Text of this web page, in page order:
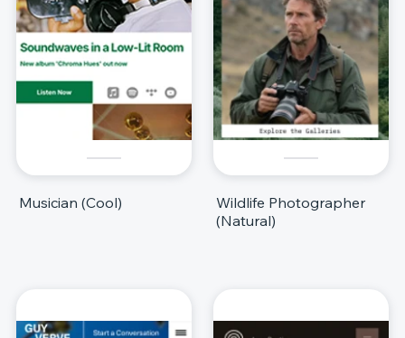
Musician (Cool)
Wildlife Photographer
(Natural)